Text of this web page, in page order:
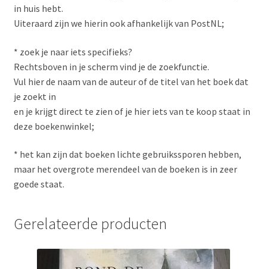
in huis hebt.
Uiteraard zijn we hierin ook afhankelijk van PostNL;
* zoek je naar iets specifieks?
Rechtsboven in je scherm vind je de zoekfunctie.
Vul hier de naam van de auteur of de titel van het boek dat
je zoekt in
en je krijgt direct te zien of je hier iets van te koop staat in
deze boekenwinkel;
* het kan zijn dat boeken lichte gebruikssporen hebben,
maar het overgrote merendeel van de boeken is in zeer
goede staat.
Gerelateerde producten